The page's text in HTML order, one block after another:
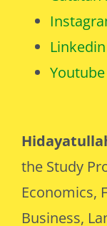
the Study
Economics,
Catatan
Linkedin
Youtube